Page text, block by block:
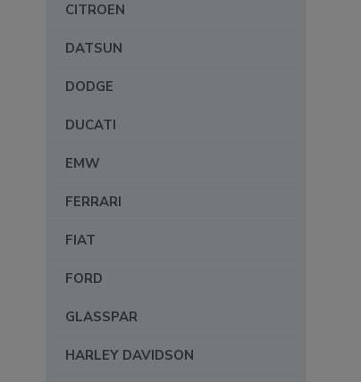
CITROEN
DATSUN
DODGE
DUCATI
EMW
FERRARI
FIAT
FORD
GLASSPAR
HARLEY DAVIDSON